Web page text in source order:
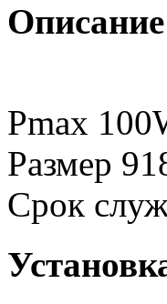
Описание
Pmax
Размер
Срок